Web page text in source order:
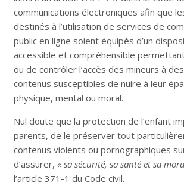
communications électroniques afin que
destinés à l’utilisation de services de
public en ligne soient équipés d’un
accessible et compréhensible
ou de contrôler l’accès des mineurs à
contenus susceptibles de nuire à leur
physique, mental ou moral.
Nul doute que la protection de l’enfant
parents, de le préserver tout
contenus violents ou pornographiques
d’assurer, « sa sécurité, sa santé et sa
l’article 371-1 du Code civil.